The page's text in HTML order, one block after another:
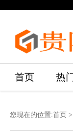
首页 热
您现在的位置:首页 >